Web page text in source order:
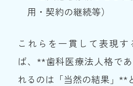
用・契約の継続等）
これらを一貫して表現
ば、**歯科医療法人格で
れるのは「当然の結果」**